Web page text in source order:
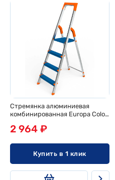
Стремянка алюминиевая
комбинированная Europa Color
2 964 ₽
Купить в 1 клик